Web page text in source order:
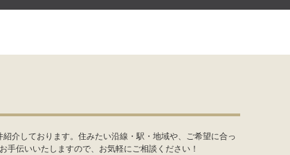
介しております。住みたい沿線・駅・地域や、ご希望に合っ
伝いいたしますので、お気軽にご相談ください！